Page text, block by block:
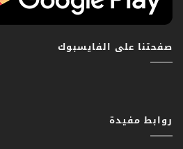
صفحتنا على الفايسبوك
روابط مفيدة